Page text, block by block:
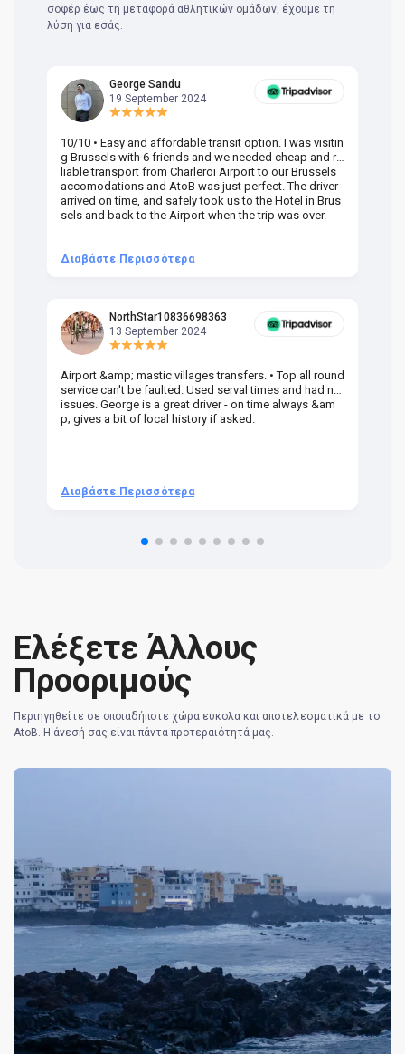
σοφέρ έως τη μεταφορά αθλητικών ομάδων, έχουμε τη
λύση για εσάς.
George Sandu
19 September 2024
10/10 • Easy and affordable transit option. I was visitin
g Brussels with 6 friends and we needed cheap and re
liable transport from Charleroi Airport to our Brussels
accomodations and AtoB was just perfect. The driver
arrived on time, and safely took us to the Hotel in Brus
sels and back to the Airport when the trip was over.
Διαβάστε Περισσότερα
NorthStar10836698363
13 September 2024
Airport &amp; mastic villages transfers. • Top all round
service can't be faulted. Used serval times and had no
issues. George is a great driver - on time always &am
p; gives a bit of local history if asked.
Διαβάστε Περισσότερα
Ελέξετε Άλλους
Προοριμούς
Περιηγηθείτε σε οποιαδήποτε χώρα εύκολα και αποτελεσματικά με το
AtoB. Η άνεσή σας είναι πάντα προτεραιότητά μας.